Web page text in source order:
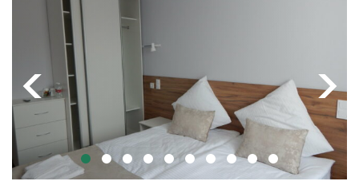
Previous Next